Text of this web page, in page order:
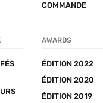
COMMANDE
AWARDS
ÉDITION 2022
ÉDITION 2020
ÉDITION 2019